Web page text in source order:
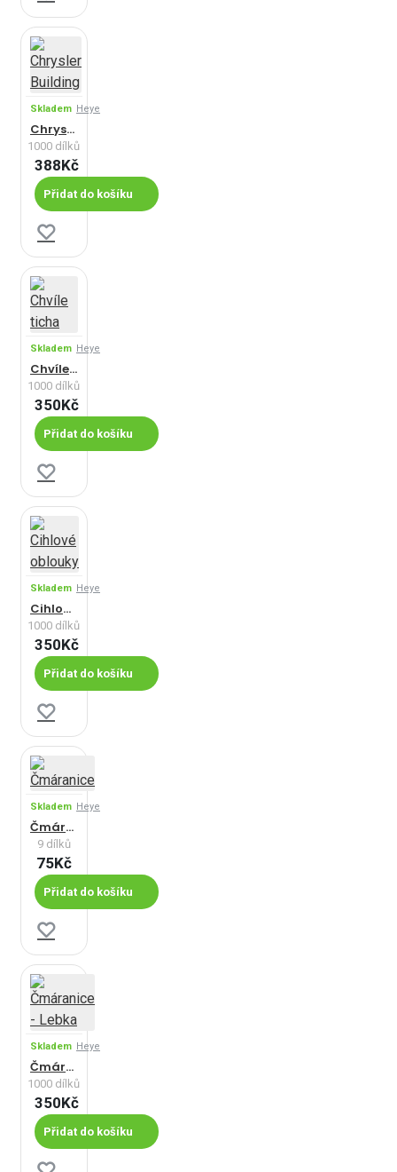
Skladem Heye
Chrysler Building
1000 dílků
388Kč
Přidat do košíku
Skladem Heye
Chvíle ticha
1000 dílků
350Kč
Přidat do košíku
Skladem Heye
Cihlové oblouky
1000 dílků
350Kč
Přidat do košíku
Skladem Heye
Čmáranice
9 dílků
75Kč
Přidat do košíku
Skladem Heye
Čmáranice - Lebka
1000 dílků
350Kč
Přidat do košíku